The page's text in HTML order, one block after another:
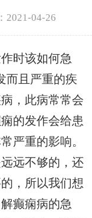
2021-04-26
时该如何急
而且严重的疾
，此病常常会
的发作会给患
严重的影响。
远不够的，还
，所以我们想
癫痫病的急